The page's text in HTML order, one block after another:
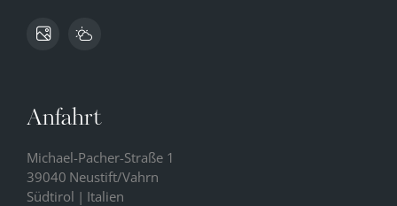
Anfahrt
Michael-Pacher-Straße 1
39040 Neustift/Vahrn
Südtirol | Italien